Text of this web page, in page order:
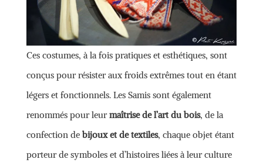
Ces costumes, à la fois pratiques et esthétiques, sont
conçus pour résister aux froids extrêmes tout en étant
légers et fonctionnels. Les Samis sont également
renommés pour leurmaîtrise de l’art du bois, de la
confection debijoux et de textiles, chaque objet étant
porteur de symboles et d’histoires liées à leur culture